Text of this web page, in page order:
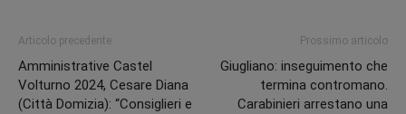
Articolo precedente
Amministrative Castel
Volturno 2024, Cesare Diana
(Città Domizia): “Consiglieri e
Prossimo articolo
Giugliano: inseguimento che
termina contromano.
Carabinieri arrestano una